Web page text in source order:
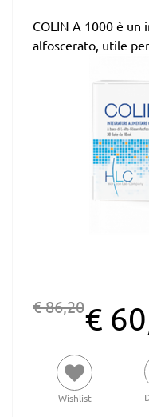
COLIN A 1000 è un
alfoscerato, utile
€ 86,20€
Wishlist